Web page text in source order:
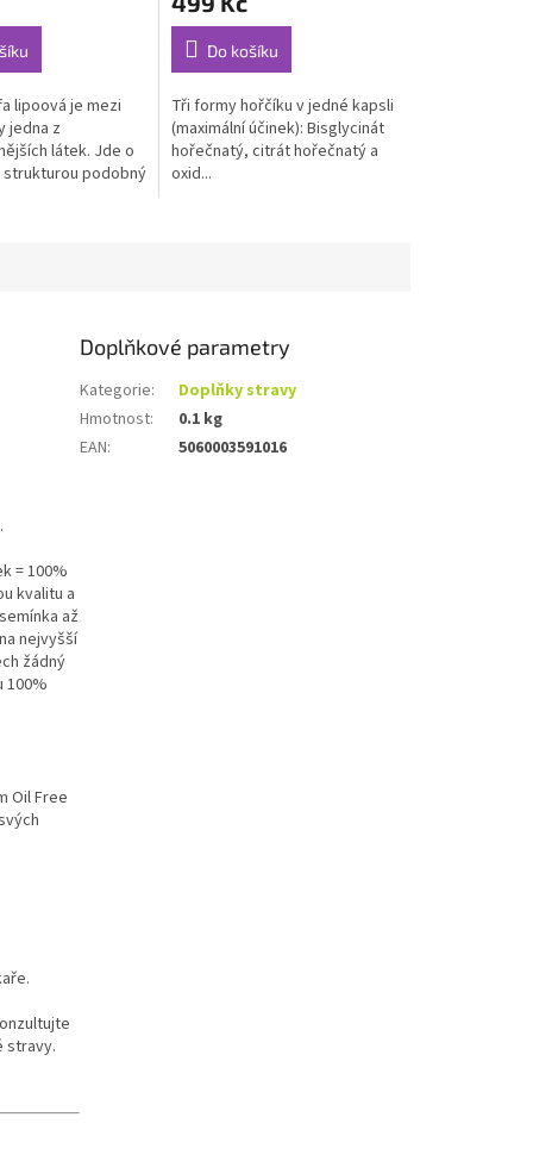
lipoová je mezi
jedna z
látek. Jde o
podobný
Do košíku
Tři formy hořčíku v jedné kapsli
(maximální účinek): Bisglycinát
hořečnatý, citrát hořečnatý a
oxid...
= 100%
kvalitu a
až
nejvyšší
žádný
100%
Oil Free
stravy.
Doplňkové parametry
Kategorie:
Doplňky stravy
Hmotnost:
0.1 kg
EAN: 5060003591016